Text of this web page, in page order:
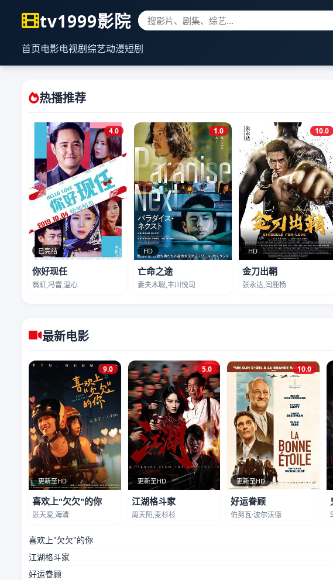
tv1999影院
首页电影电视剧综艺动漫短剧
热播推荐
已完结
4.0
你好现任
翁虹,冯雷,温心
HD
1.0
亡命之途
妻夫木聪,丰川悦司
HD
10.0
金刀出鞘
张永达,闫鹿杨
最新电影
更新至HD
9.0
喜欢上"欠欠"的你
张天爱,海清
更新至HD
5.0
江湖格斗家
周天阳,麦杉杉
更新至HD
10.0
好运眷顾
伯努瓦·波尔沃德
喜欢上"欠欠"的你
江湖格斗家
好运眷顾